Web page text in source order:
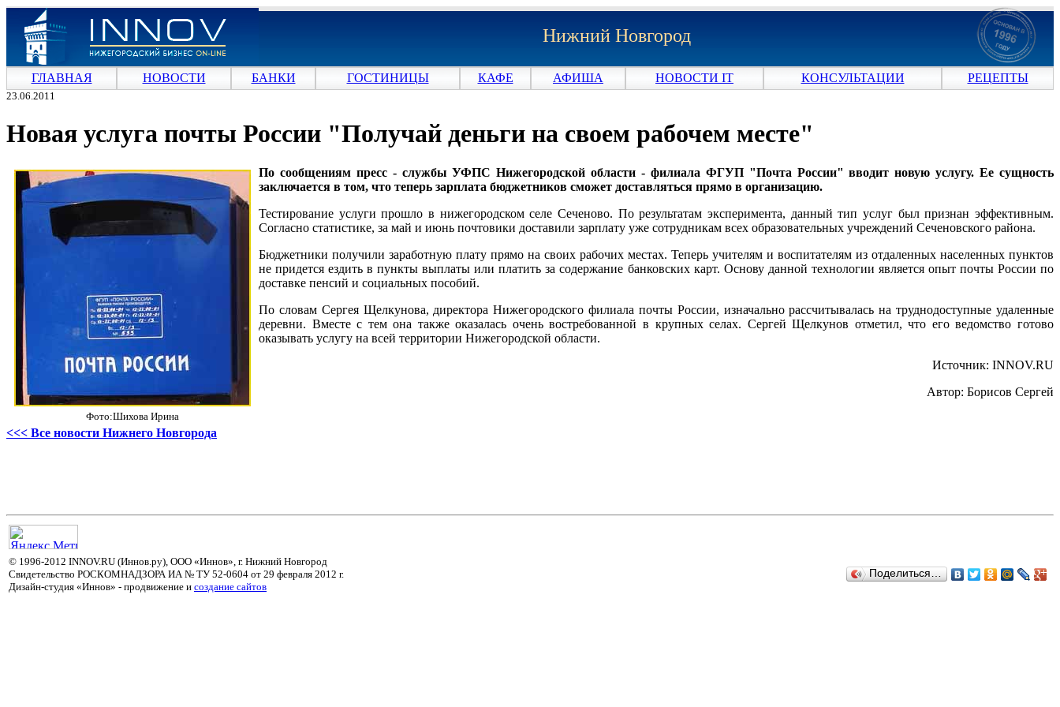
Нижний Новгород
ГЛАВНАЯ НОВОСТИ БАНКИ ГОСТИНИЦЫ КАФЕ АФИША НОВОСТИ IT КОНСУЛЬТАЦИИ РЕЦЕПТЫ
23.06.2011
Новая услуга почты России "Получай деньги на своем рабочем месте"
Фото:Шихова Ирина
По сообщениям пресс - службы УФПС Нижегородской области - филиала ФГУП "Почта России" вводит новую услугу. Ее сущность
заключается в том, что теперь зарплата бюджетников сможет доставляться прямо в организацию.
Тестирование услуги прошло в нижегородском селе Сеченово. По результатам эксперимента, данный тип услуг был признан эффективным.
Согласно статистике, за май и июнь почтовики доставили зарплату уже сотрудникам всех образовательных учреждений Сеченовского района.
Бюджетники получили заработную плату прямо на своих рабочих местах. Теперь учителям и воспитателям из отдаленных населенных пунктов
не придется ездить в пункты выплаты или платить за содержание банковских карт. Основу данной технологии является опыт почты России по
доставке пенсий и социальных пособий.
По словам Сергея Щелкунова, директора Нижегородского филиала почты России, изначально рассчитывалась на труднодоступные удаленные
деревни. Вместе с тем она также оказалась очень востребованной в крупных селах. Сергей Щелкунов отметил, что его ведомство готово
оказывать услугу на всей территории Нижегородской области.
Источник: INNOV.RU
Автор: Борисов Сергей
<<< Все новости Нижнего Новгорода
© 1996-2012 INNOV.RU (Иннов.ру), ООО «Иннов», г. Нижний Новгород
Свидетельство РОСКОМНАДЗОРА ИА № ТУ 52-0604 от 29 февраля 2012 г.
Дизайн-студия «Иннов» - продвижение и cоздание сайтов
Поделиться…